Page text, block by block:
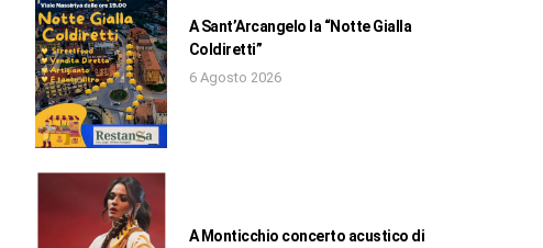
A Sant’Arcangelo la “Notte Gialla
Coldiretti”
6 Agosto 2026
A Monticchio concerto acustico di